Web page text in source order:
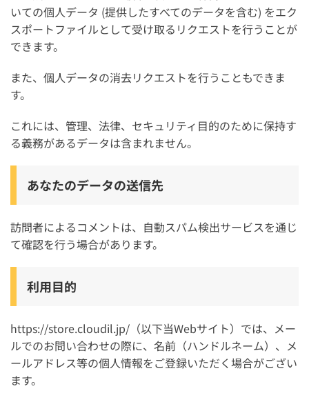
いての個人データ (提供したすべてのデータを含む) をエク
スポートファイルとして受け取るリクエストを行うことが
できます。
また、個人データの消去リクエストを行うこともできま
す。
これには、管理、法律、セキュリティ目的のために保持す
る義務があるデータは含まれません。
あなたのデータの送信先
訪問者によるコメントは、自動スパム検出サービスを通じ
て確認を行う場合があります。
利用目的
https://store.cloudil.jp/（以下当Webサイト）では、メー
ルでのお問い合わせの際に、名前（ハンドルネーム）、メ
ールアドレス等の個人情報をご登録いただく場合がござい
ます。